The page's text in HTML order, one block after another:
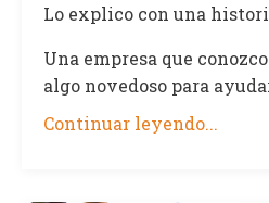
Lo explico con una
Una empresa que
algo novedoso para
Continuar leyendo...